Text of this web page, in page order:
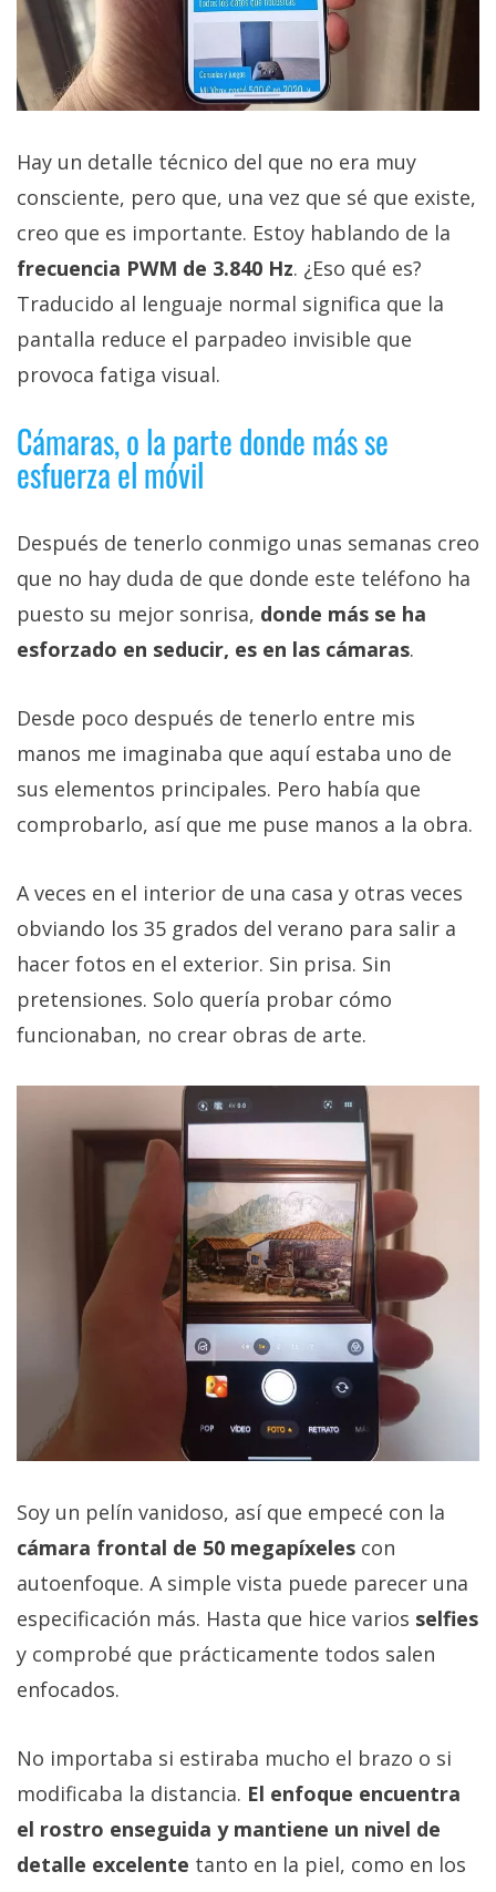
Hay un detalle técnico del que no era muy
consciente, pero que, una vez que sé que existe,
creo que es importante. Estoy hablando de la
frecuencia PWM de 3.840 Hz. ¿Eso qué es?
Traducido al lenguaje normal significa que la
pantalla reduce el parpadeo invisible que
provoca fatiga visual.
Cámaras, o la parte donde más se
esfuerza el móvil
Después de tenerlo conmigo unas semanas creo
que no hay duda de que donde este teléfono ha
puesto su mejor sonrisa, donde más se ha
esforzado en seducir, es en las cámaras.
Desde poco después de tenerlo entre mis
manos me imaginaba que aquí estaba uno de
sus elementos principales. Pero había que
comprobarlo, así que me puse manos a la obra.
A veces en el interior de una casa y otras veces
obviando los 35 grados del verano para salir a
hacer fotos en el exterior. Sin prisa. Sin
pretensiones. Solo quería probar cómo
funcionaban, no crear obras de arte.
Soy un pelín vanidoso, así que empecé con la
cámara frontal de 50 megapíxeles con
autoenfoque. A simple vista puede parecer una
especificación más. Hasta que hice varios selfies
y comprobé que prácticamente todos salen
enfocados.
No importaba si estiraba mucho el brazo o si
modificaba la distancia. El enfoque encuentra
el rostro enseguida y mantiene un nivel de
detalle excelente tanto en la piel, como en los